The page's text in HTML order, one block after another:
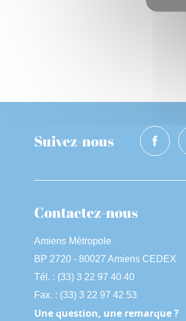
Suivez-nous
Contactez-nous
Amiens Métropole
BP 2720 - 80027 Amiens CEDEX
Tél. : (33) 3 22 97 40 40
Fax. : (33) 3 22 97 42 53
Une question, une remarque ?